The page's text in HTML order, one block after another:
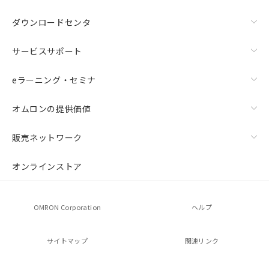
ダウンロードセンタ
サービスサポート
eラーニング・セミナ
オムロンの提供価値
販売ネットワーク
オンラインストア
OMRON Corporation ヘルプ
サイトマップ 関連リンク